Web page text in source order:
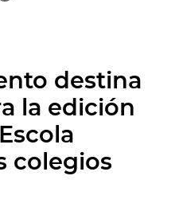
destina
la edición
colegios